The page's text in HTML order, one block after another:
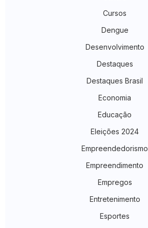
Cursos
Dengue
Desenvolvimento
Destaques
Destaques Brasil
Economia
Educação
Eleições 2024
Empreendedorismo
Empreendimento
Empregos
Entretenimento
Esportes